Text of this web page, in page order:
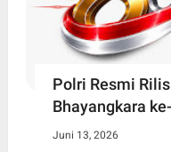
Polri Resmi
Bhayangkara
Juni 13, 2026